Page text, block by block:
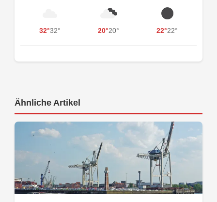
32°32° 20°20° 22°22°
Ähnliche Artikel